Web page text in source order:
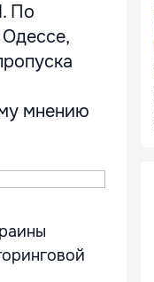
По
мнению